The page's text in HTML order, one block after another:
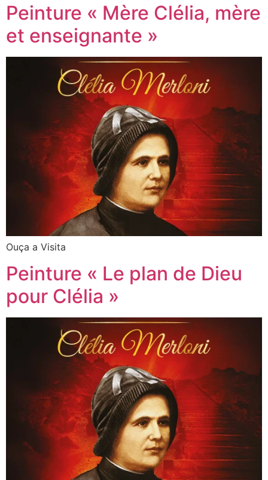
Peinture « Mère Clélia, mère
et enseignante »
Ouça a Visita
Peinture « Le plan de Dieu
pour Clélia »